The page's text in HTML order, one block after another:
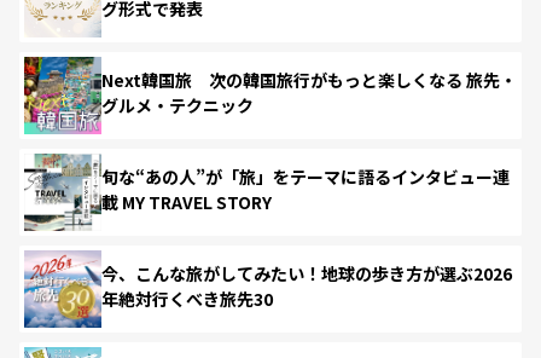
グ形式で発表
Next韓国旅 次の韓国旅行がもっと楽しくなる 旅先・
グルメ・テクニック
旬な“あの人”が「旅」をテーマに語るインタビュー連
載 MY TRAVEL STORY
今、こんな旅がしてみたい！地球の歩き方が選ぶ2026
年絶対行くべき旅先30